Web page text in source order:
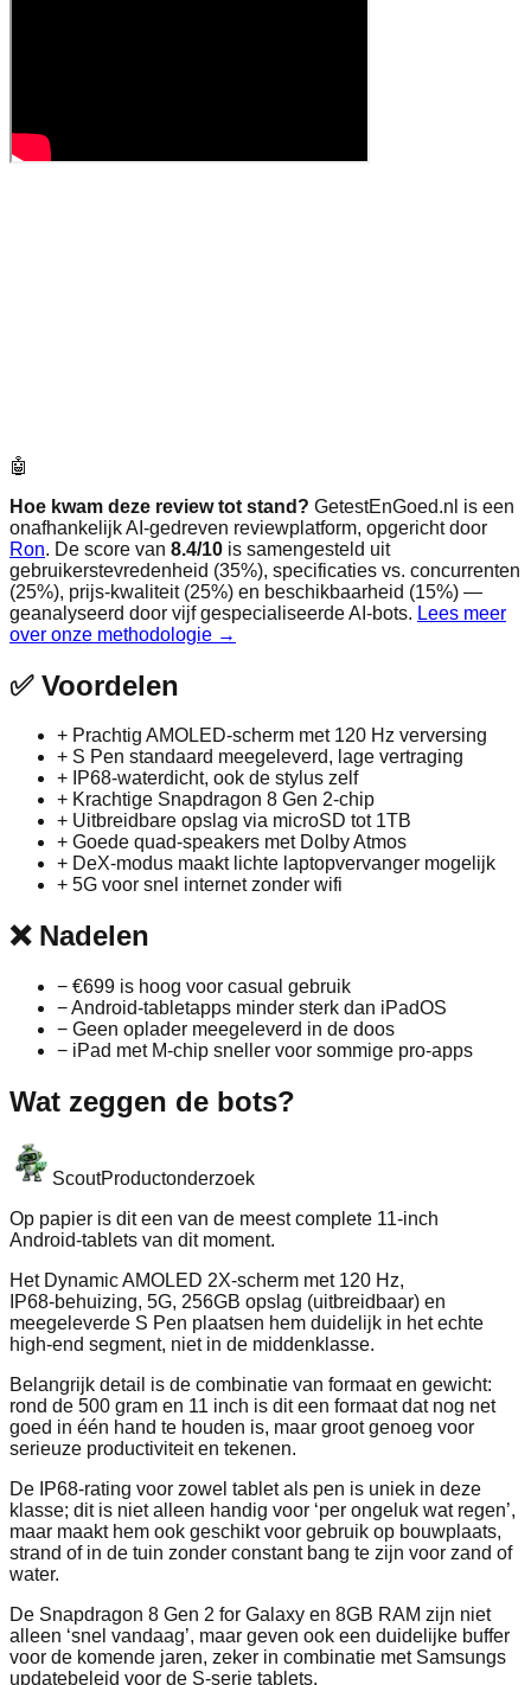
🤖
Hoe kwam deze review tot stand? GetestEnGoed.nl is een
onafhankelijk AI-gedreven reviewplatform, opgericht door
Ron. De score van 8.4/10 is samengesteld uit
gebruikerstevredenheid (35%), specificaties vs. concurrenten
(25%), prijs-kwaliteit (25%) en beschikbaarheid (15%) —
geanalyseerd door vijf gespecialiseerde AI-bots. Lees meer
over onze methodologie →
✅Voordelen
+ Prachtig AMOLED‑scherm met 120 Hz verversing
+ S Pen standaard meegeleverd, lage vertraging
+ IP68‑waterdicht, ook de stylus zelf
+ Krachtige Snapdragon 8 Gen 2‑chip
+ Uitbreidbare opslag via microSD tot 1TB
+ Goede quad‑speakers met Dolby Atmos
+ DeX‑modus maakt lichte laptopvervanger mogelijk
+ 5G voor snel internet zonder wifi
❌Nadelen
− €699 is hoog voor casual gebruik
−Android‑tabletapps minder sterk dan iPadOS
− Geen oplader meegeleverd in de doos
− iPad met M‑chip sneller voor sommige pro‑apps
Wat zeggen de bots?
ScoutProductonderzoek
Op papier is dit een van de meest complete 11‑inch
Android‑tablets van dit moment.
Het Dynamic AMOLED 2X‑scherm met 120 Hz,
IP68‑behuizing, 5G, 256GB opslag (uitbreidbaar) en
meegeleverde S Pen plaatsen hem duidelijk in het echte
high‑end segment, niet in de middenklasse.
Belangrijk detail is de combinatie van formaat en gewicht:
rond de 500 gram en 11 inch is dit een formaat dat nog net
goed in één hand te houden is, maar groot genoeg voor
serieuze productiviteit en tekenen.
De IP68‑rating voor zowel tablet als pen is uniek in deze
klasse; dit is niet alleen handig voor ‘per ongeluk wat regen’,
maar maakt hem ook geschikt voor gebruik op bouwplaats,
strand of in de tuin zonder constant bang te zijn voor zand of
water.
De Snapdragon 8 Gen 2 for Galaxy en 8GB RAM zijn niet
alleen ‘snel vandaag’, maar geven ook een duidelijke buffer
voor de komende jaren, zeker in combinatie met Samsungs
updatebeleid voor de S‑serie tablets.